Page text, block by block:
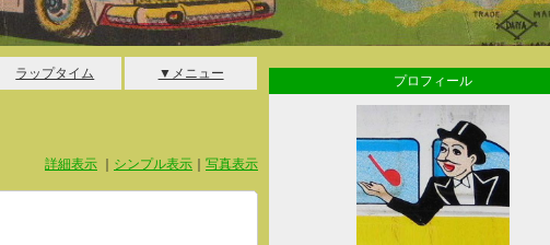
ラップタイム ▼メニュー
詳細表示 シンプル表示 写真表示
プロフィール